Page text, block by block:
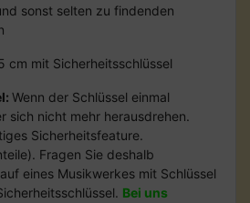
sonst selten zu findenden
cm mit Sicherheitsschlüssel
Wenn der Schlüssel einmal
sich nicht mehr herausdrehen.
Sicherheitsfeature.
Fragen Sie deshalb
eines Musikwerkes mit Schlüssel
Bei uns